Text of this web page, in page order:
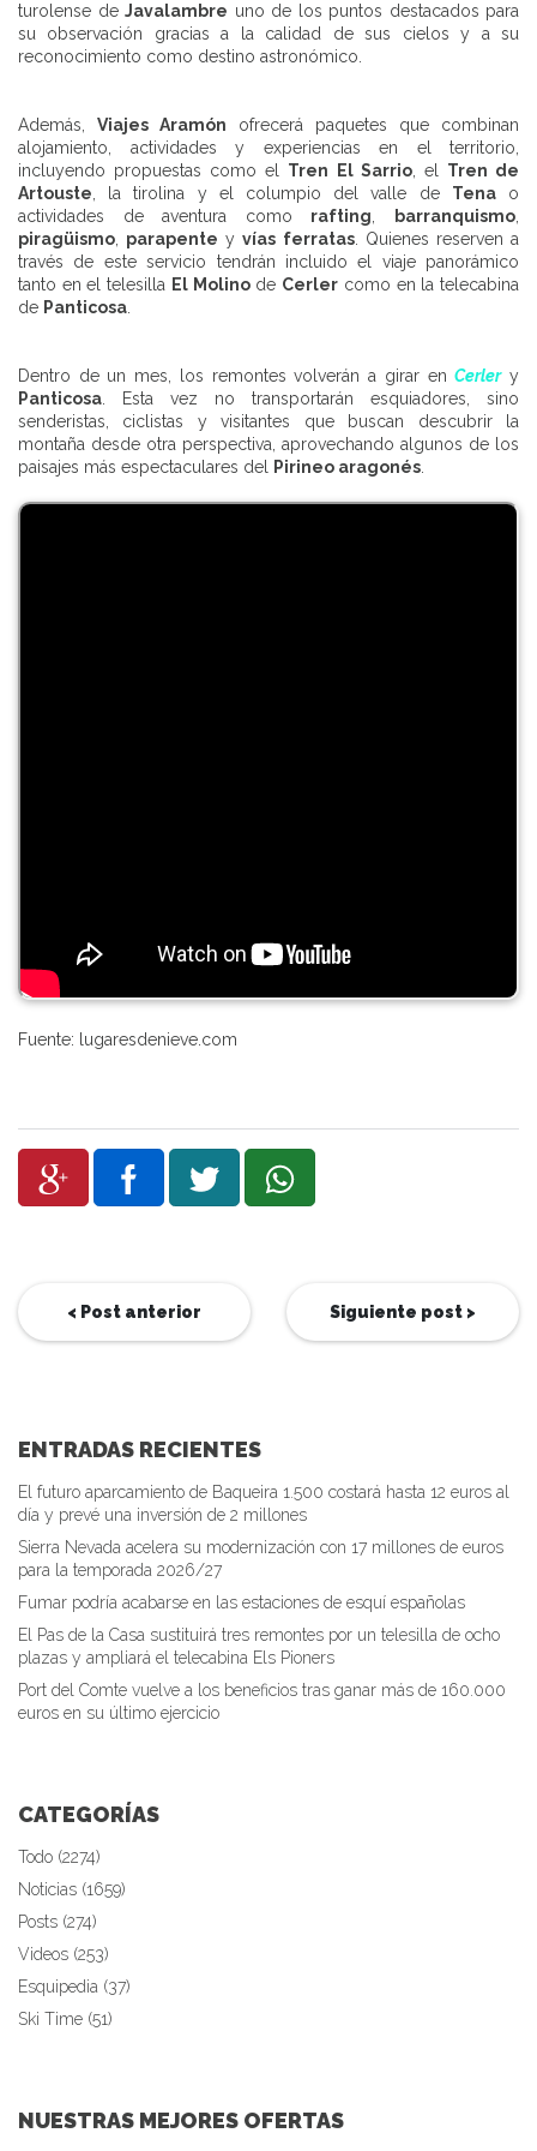
turolense de Javalambre uno de los puntos destacados para
su observación gracias a la calidad de sus cielos y a su
reconocimiento como destino astronómico.
Además, Viajes Aramón ofrecerá paquetes que combinan
alojamiento, actividades y experiencias en el territorio,
incluyendo propuestas como el Tren El Sarrio, el Tren de
Artouste , la tirolina y el columpio del valle de Tenao
actividades de aventura como rafting barranquismo
piragüismo
parapente yvías ferratas. Quienes reserven a
través de este servicio tendrán incluido el viaje panorámico
tanto en el telesilla El Molinode Cerler como en la telecabina
de Panticosa
Dentro de un mes, los remontes volverán a girar enCerlery
Panticosa . Esta vez no transportarán esquiadores, sino
senderistas, ciclistas y visitantes que buscan descubrir la
montaña desde otra perspectiva, aprovechando algunos de los
paisajes más espectaculares del
Pirineo aragonés
Fuente: lugaresdenieve.com
< Post anterior Siguiente post >
ENTRADAS RECIENTES
El futuro aparcamiento de Baqueira 1.500 costará hasta 12 euros al
día y prevé una inversión de 2 millones
Sierra Nevada acelera su modernización con 17 millones de euros
para la temporada 2026/27
Fumar podría acabarse en las estaciones de esquí españolas
El Pas de la Casa sustituirá tres remontes por un telesilla de ocho
plazas y ampliará el telecabina Els Pioners
Port del Comte vuelve a los beneficios tras ganar más de 160.000
euros en su último ejercicio
CATEGORÍAS
Todo (2274)
Noticias (1659)
Posts (274)
Videos (253)
Esquipedia (37)
Ski Time (51)
NUESTRAS MEJORES OFERTAS